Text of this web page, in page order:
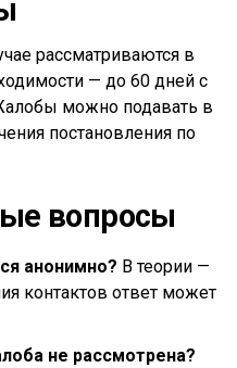
рассматриваются в
— до 60 дней с
можно подавать в
постановления по
вопросы
анонимно? В теории —
контактов ответ может
не рассмотрена?